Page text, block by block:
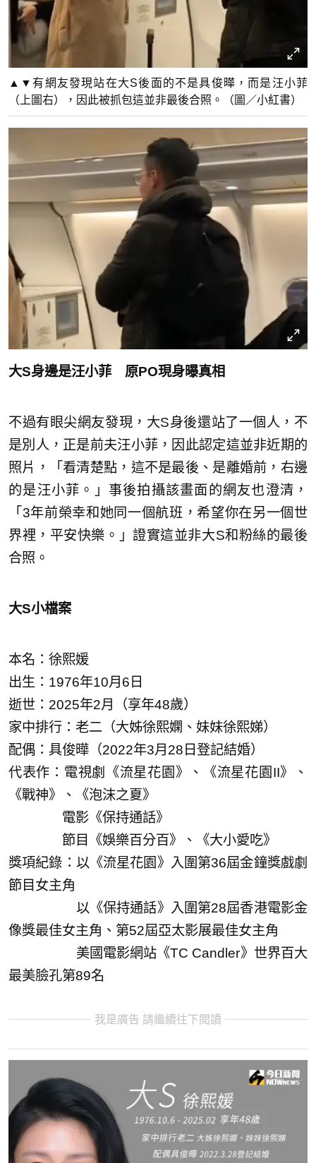
▲▼有網友發現站在大S後面的不是具俊曄，而是汪小菲
（上圖右），因此被抓包這並非最後合照。（圖／小紅書）
大S身邊是汪小菲 原PO現身曝真相
不過有眼尖網友發現，大S身後還站了一個人，不
是別人，正是前夫汪小菲，因此認定這並非近期的
照片，「看清楚點，這不是最後、是離婚前，右邊
的是汪小菲。」事後拍攝該畫面的網友也澄清，
「3年前榮幸和她同一個航班，希望你在另一個世
界裡，平安快樂。」證實這並非大S和粉絲的最後
合照。
大S小檔案
本名：徐熙媛
出生：1976年10月6日
逝世：2025年2月（享年48歲）
家中排行：老二（大姊徐熙嫻、妹妹徐熙娣）
配偶：具俊曄（2022年3月28日登記結婚）
代表作：電視劇《流星花園》、《流星花園II》、
《戰神》、《泡沫之夏》
電影《保持通話》
節目《娛樂百分百》、《大小愛吃》
獎項紀錄：以《流星花園》入圍第36屆金鐘獎戲劇
節目女主角
以《保持通話》入圍第28屆香港電影金
像獎最佳女主角、第52屆亞太影展最佳女主角
美國電影網站《TC Candler》世界百大
最美臉孔第89名
我是廣告 請繼續往下閱讀